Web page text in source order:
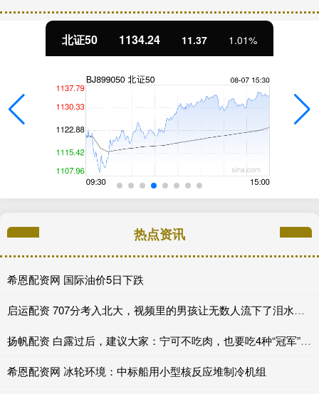
北证50 1134.24 11.37 1.01%
热点资讯
希恩配资网 国际油价5日下跌
启运配资 707分考入北大，视频里的男孩让无数人流下了泪水，太苦了！_继父_生活_社会
扬帆配资 白露过后，建议大家：宁可不吃肉，也要吃4种“冠军”菜，真美味！
希恩配资网 冰轮环境：中标船用小型核反应堆制冷机组